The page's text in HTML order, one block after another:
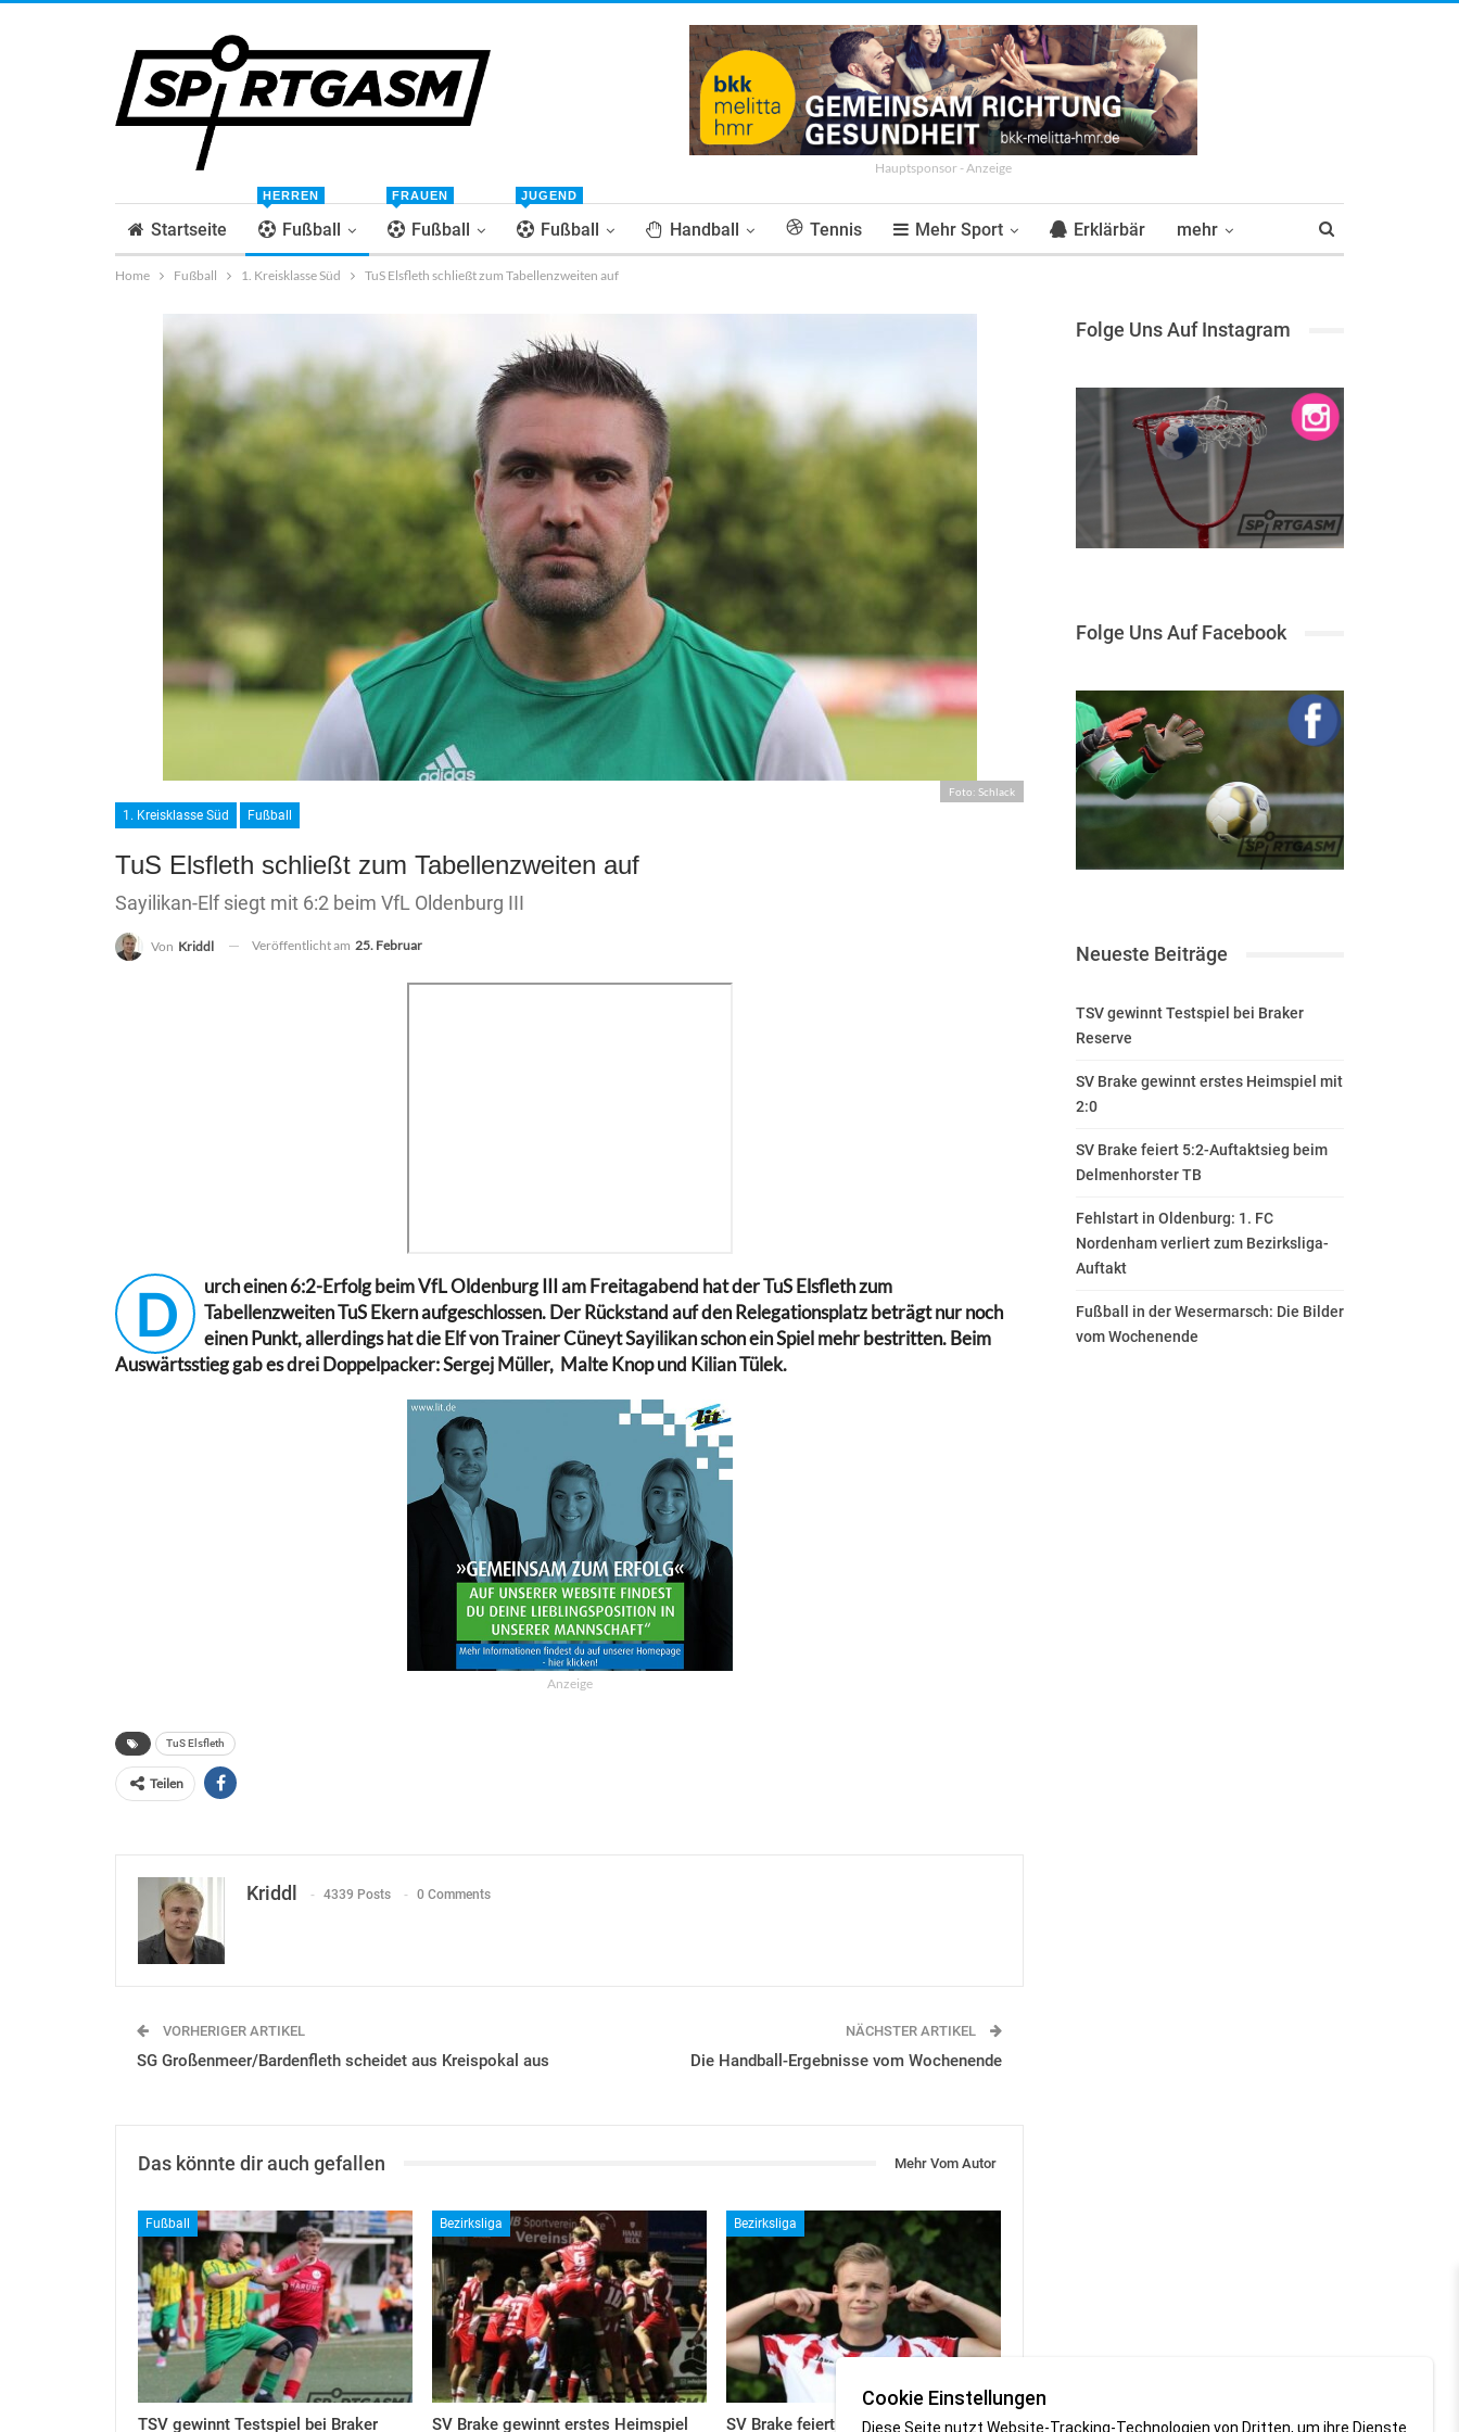
Hauptsponsor - Anzeige
Startseite Fußball
HERREN
Fußball
FRAUEN
Fußball
JUGEND
Handball Tennis Mehr Sport Erklärbär mehr
Home Fußball 1. Kreisklasse Süd TuS Elsfleth schließt zum Tabellenzweiten auf
Foto: Schlack
1. Kreisklasse Süd Fußball
TuS Elsfleth schließt zum Tabellenzweiten auf
Sayilikan-Elf siegt mit 6:2 beim VfL Oldenburg III
Von Kriddl Veröffentlicht am 25. Februar
D
urch einen 6:2-Erfolg beim VfL Oldenburg III am Freitagabend hat der TuS Elsfleth zum
Tabellenzweiten TuS Ekern aufgeschlossen. Der Rückstand auf den Relegationsplatz beträgt nur noch
einen Punkt, allerdings hat die Elf von Trainer Cüneyt Sayilikan schon ein Spiel mehr bestritten. Beim
Auswärtsstieg gab es drei Doppelpacker: Sergej Müller, Malte Knop und Kilian Tülek.
Anzeige
TuS Elsfleth
Teilen
Kriddl 4339 Posts 0 Comments
VORHERIGER ARTIKEL
SG Großenmeer/Bardenfleth scheidet aus Kreispokal aus
NÄCHSTER ARTIKEL
Die Handball-Ergebnisse vom Wochenende
Das könnte dir auch gefallen Mehr Vom Autor
Fußball
TSV gewinnt Testspiel bei Braker
Bezirksliga
SV Brake gewinnt erstes Heimspiel
Bezirksliga
SV Brake feiert 5:2-Auftaktsieg beim
Folge Uns Auf Instagram
Folge Uns Auf Facebook
Neueste Beiträge
TSV gewinnt Testspiel bei Braker
Reserve
SV Brake gewinnt erstes Heimspiel mit
2:0
SV Brake feiert 5:2-Auftaktsieg beim
Delmenhorster TB
Fehlstart in Oldenburg: 1. FC
Nordenham verliert zum Bezirksliga-
Auftakt
Fußball in der Wesermarsch: Die Bilder
vom Wochenende
Cookie Einstellungen
Diese Seite nutzt Website-Tracking-Technologien von Dritten, um ihre Dienste